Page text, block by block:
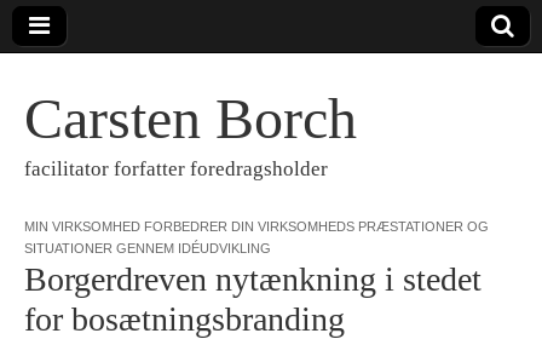
Carsten Borch
facilitator forfatter foredragsholder
MIN VIRKSOMHED FORBEDRER DIN VIRKSOMHEDS PRÆSTATIONER OG
SITUATIONER GENNEM IDÉUDVIKLING
Borgerdreven nytænkning i stedet
for bosætningsbranding